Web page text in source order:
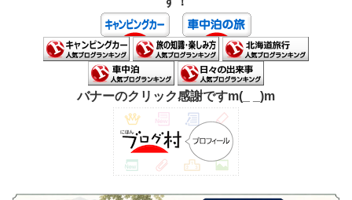
バナーのクリック感謝ですm(_ _)m